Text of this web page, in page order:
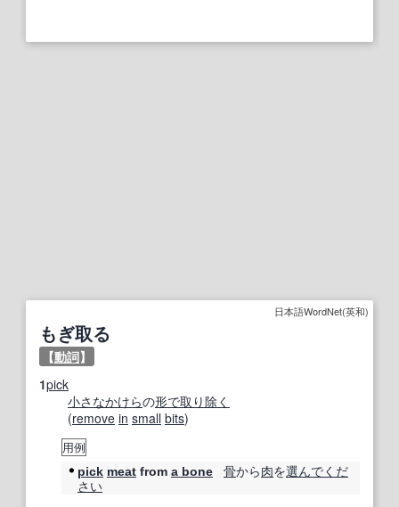
日本語WordNet(英和)
もぎ取る
【動詞】
1pick
小さなかけらの形で取り除く
(remove in small bits)
用例
pick meat from a bone 骨から肉を選んでくだ
さい